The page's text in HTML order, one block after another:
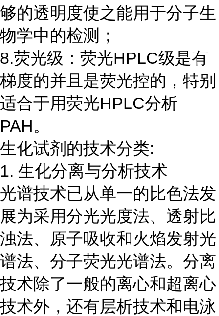
够的透明度使之能用于分子生
物学中的检测；
8.荧光级：荧光HPLC级是有
梯度的并且是荧光控的，特别
适合于用荧光HPLC分析
PAH。
生化试剂的技术分类:
1. 生化分离与分析技术
光谱技术已从单一的比色法发
展为采用分光光度法、透射比
浊法、原子吸收和火焰发射光
谱法、分子荧光光谱法。分离
技术除了一般的离心和超离心
技术外，还有层析技术和电泳